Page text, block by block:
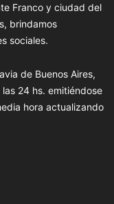
Franco y ciudad del
brindamos
sociales.
de Buenos Aires,
24 hs. emitiéndose
hora actualizando